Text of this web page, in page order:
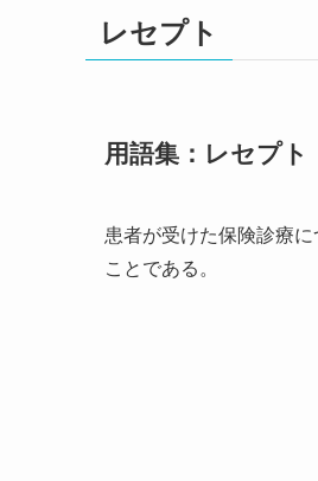
レセプト
用語集：レセプト
患者が受けた保険診療
ことである。